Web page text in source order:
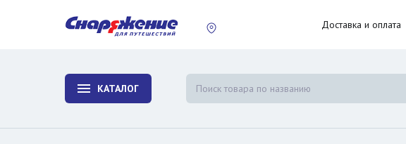
Доставка и оплата
КАТАЛОГ